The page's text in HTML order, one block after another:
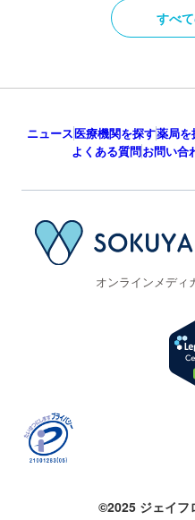
すべ
ニュース医療機関を探す薬局を
よくある質問お問い合
オンラインメディ
©2025 ジェイフ